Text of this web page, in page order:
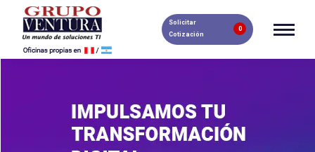
Solicitar
Cotización
0